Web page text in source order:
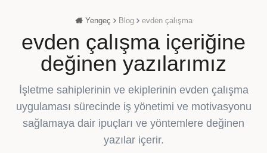
Yengeç Blog evden çalışma
evden çalışma içeriğine
değinen yazılarımız
İşletme sahiplerinin ve ekiplerinin evden çalışma
uygulaması sürecinde iş yönetimi ve motivasyonu
sağlamaya dair ipuçları ve yöntemlere değinen
yazılar içerir.